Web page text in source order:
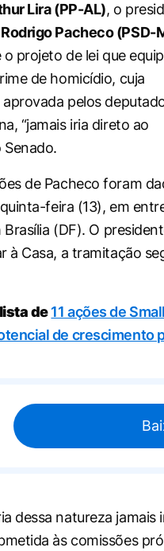
Lira (PP-AL), o
Rodrigo Pacheco (PSD-
projeto de lei que
de homicídio, cuja
pelos
“jamais iria direto ao
Senado.
de Pacheco foram
feira (13), em
Brasília (DF). O
à Casa, a tramitação
de11 ações de
de crescimento
dessa natureza
às comissões